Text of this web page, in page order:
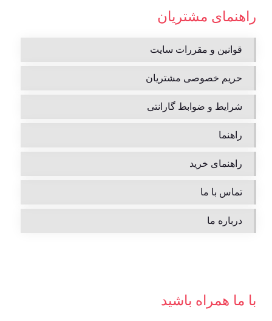
راهنمای مشتریان
قوانین و مقررات سایت
حریم خصوصی مشتریان
شرایط و ضوابط گارانتی
راهنما
راهنمای خرید
تماس با ما
درباره ما
با ما همراه باشید